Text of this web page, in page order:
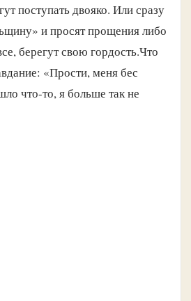
поступать двояко. Или сразу
и просят прощения либо
берегут свою гордость.Что
«Прости, меня бес
что-то, я больше так не